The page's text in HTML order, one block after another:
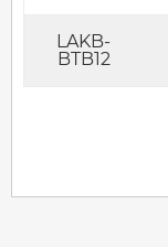
LAKB-
BTB12